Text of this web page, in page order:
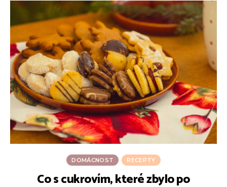
DOMÁCNOST RECEPTY
Co s cukrovím, které zbylo po